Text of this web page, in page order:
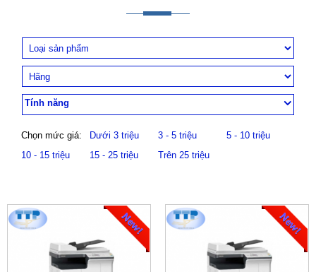
Tính năng
Chọn mức giá: Dưới 3 triệu 3 - 5 triệu
5 - 10 triệu
10 - 15 triệu
15 - 25 triệu Trên 25 triệu